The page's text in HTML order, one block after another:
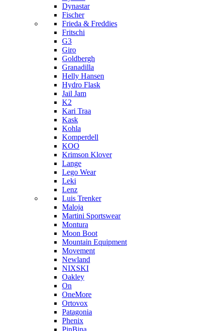
Dynastar
Fischer
Frieda & Freddies
Fritschi
G3
Giro
Goldbergh
Granadilla
Helly Hansen
Hydro Flask
Jail Jam
K2
Kari Traa
Kask
Kohla
Komperdell
KOO
Krimson Klover
Lange
Lego Wear
Leki
Lenz
Luis Trenker
Maloja
Martini Sportswear
Montura
Moon Boot
Mountain Equipment
Movement
Newland
NIXSKI
Oakley
On
OneMore
Ortovox
Patagonia
Phenix